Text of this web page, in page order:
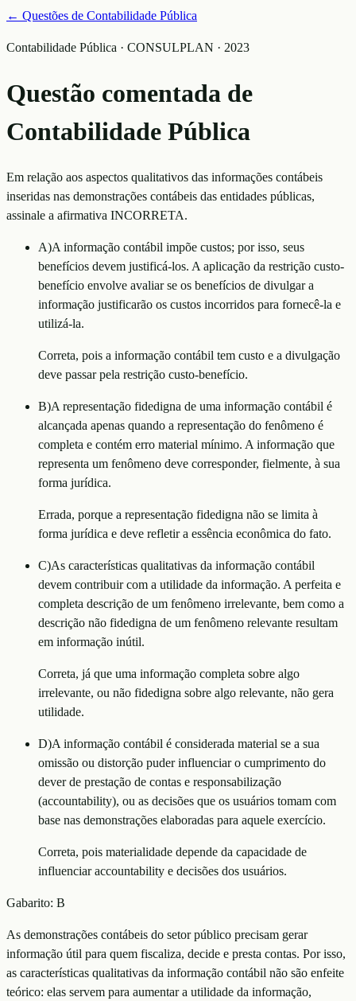
← Questões de Contabilidade Pública
Contabilidade Pública · CONSULPLAN · 2023
Questão comentada de
Contabilidade Pública
Em relação aos aspectos qualitativos das informações contábeis
inseridas nas demonstrações contábeis das entidades públicas,
assinale a afirmativa INCORRETA.
A)A informação contábil impõe custos; por isso, seus
benefícios devem justificá-los. A aplicação da restrição custo-
benefício envolve avaliar se os benefícios de divulgar a
informação justificarão os custos incorridos para fornecê-la e
utilizá-la.
Correta, pois a informação contábil tem custo e a divulgação
deve passar pela restrição custo-benefício.
B)A representação fidedigna de uma informação contábil é
alcançada apenas quando a representação do fenômeno é
completa e contém erro material mínimo. A informação que
representa um fenômeno deve corresponder, fielmente, à sua
forma jurídica.
Errada, porque a representação fidedigna não se limita à
forma jurídica e deve refletir a essência econômica do fato.
C)As características qualitativas da informação contábil
devem contribuir com a utilidade da informação. A perfeita e
completa descrição de um fenômeno irrelevante, bem como a
descrição não fidedigna de um fenômeno relevante resultam
em informação inútil.
Correta, já que uma informação completa sobre algo
irrelevante, ou não fidedigna sobre algo relevante, não gera
utilidade.
D)A informação contábil é considerada material se a sua
omissão ou distorção puder influenciar o cumprimento do
dever de prestação de contas e responsabilização
(accountability), ou as decisões que os usuários tomam com
base nas demonstrações elaboradas para aquele exercício.
Correta, pois materialidade depende da capacidade de
influenciar accountability e decisões dos usuários.
Gabarito: B
As demonstrações contábeis do setor público precisam gerar
informação útil para quem fiscaliza, decide e presta contas. Por isso,
as características qualitativas da informação contábil não são enfeite
teórico: elas servem para aumentar a utilidade da informação,